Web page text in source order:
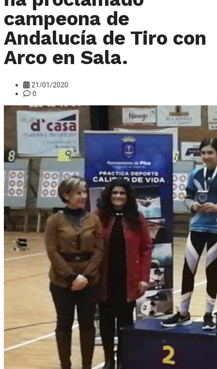
campeona de
Andalucía de Tiro con
Arco en Sala.
21/01/2020
0